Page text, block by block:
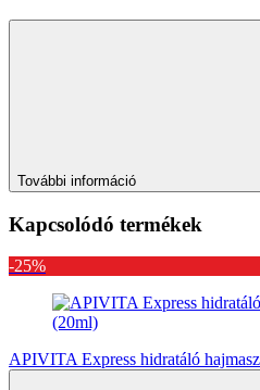
További információ
Kapcsolódó termékek
-25%
APIVITA Express hidratáló